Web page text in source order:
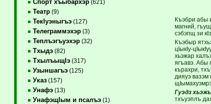
Спорт хъыбархэр(621)
Театр(9)
ТекIуэныгъэ(127)
Телеграммэхэр(3)
Теплъэгъуэхэр(32)
Тхыдэ(82)
ТхылъыщIэ(317)
Узыншагъэ(125)
Указ(157)
Унафэ(13)
УнафэщIым и псалъэ(1)
Къэбри абы
магний,
сэбэпщ зи
Къэбыр
цIыкIу-
хьэжар
ягъавэ. Абы
кърахри,
дияуэ
Гуэдз
тхъуэплъ